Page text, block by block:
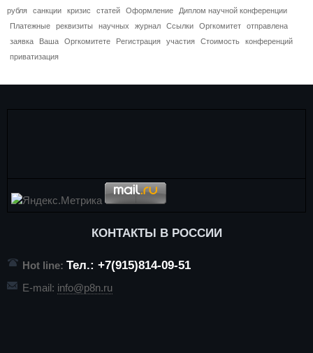
рубля
санкции кризис статей Оформление
Диплом научной конференции
Платежные
реквизиты научных журнал Ссылки Оргкомитет
отправлена
заявка
Ваша Оргкомитете Регистрация участия Стоимость
конференций
приватизация
КОНТАКТЫ В РОССИИ
Hot line: Тел.: +7(915)814-09-51
E-mail: info@p8n.ru